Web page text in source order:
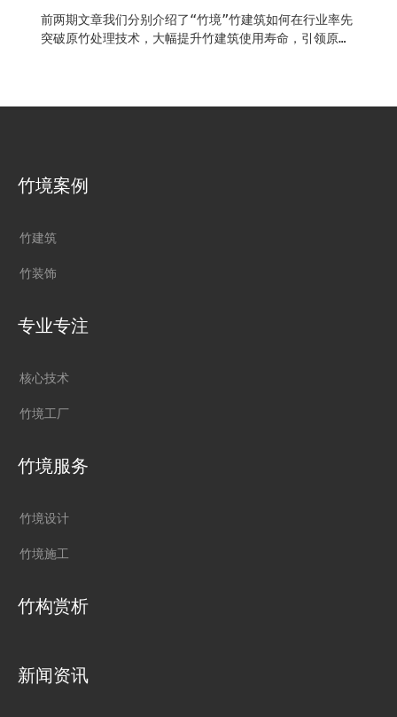
前两期文章我们分别介绍了“竹境”竹建筑如何在行业率先
突破原竹处理技术，大幅提升竹建筑使用寿命，引领原竹
养等举措实现原竹建筑设计施工一体化服务，彻底解决了
竹建筑“刚柔并济” “竹境”竹建筑深耕原竹建筑技术工
技术，打破传统竹建筑在稳定性与实用性上的局限，让天
竹境案例
竹建筑
竹装饰
专业专注
核心技术
竹境工厂
竹境服务
竹境设计
竹境施工
竹构赏析
新闻资讯